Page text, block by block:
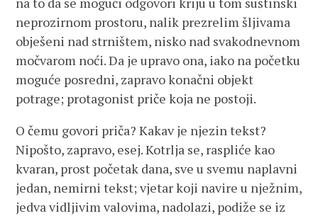
neprozirnom prostoru, nalik prezrelim šljivama
obješeni nad strništem, nisko nad svakodnevnom
močvarom noći. Da je upravo ona, iako na početku
moguće posredni, zapravo konačni objekt
potrage; protagonist priče koja ne postoji.
O čemu govori priča? Kakav je njezin tekst?
Nipošto, zapravo, esej. Kotrlja se, raspliće kao
kvaran, prost početak dana, sve u svemu naplavni
jedan, nemirni tekst; vjetar koji navire u nježnim,
jedva vidljivim valovima, nadolazi, podiže se iz